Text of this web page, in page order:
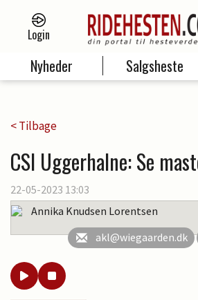
Login
Nyheder Salgsheste
< Tilbage
CSI Uggerhalne: Se
22-05-2023 13:03
Annika Knudsen Lorentsen
akl@wiegaarden.dk